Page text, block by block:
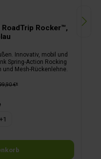
Rocker™,
Innovativ, mobil und
Spring-Action Rocking
und Mesh-Rückenlehne.
€*
+1